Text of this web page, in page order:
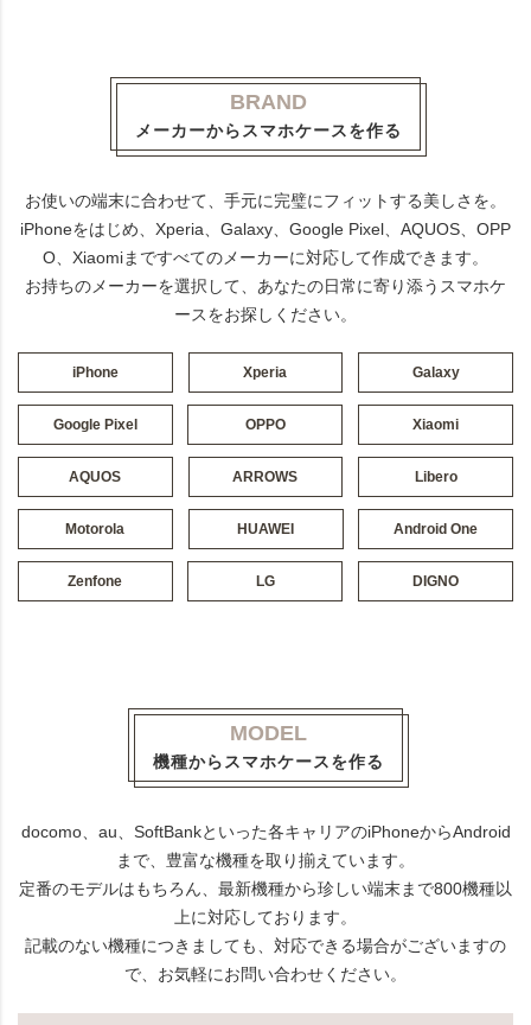
BRAND
メーカーからスマホケースを作る
お使いの端末に合わせて、手元に完璧にフィットする美しさを。
iPhoneをはじめ、Xperia、Galaxy、Google Pixel、AQUOS、OPP
O、Xiaomiまですべてのメーカーに対応して作成できます。
お持ちのメーカーを選択して、あなたの日常に寄り添うスマホケ
ースをお探しください。
iPhone Xperia Galaxy
Google Pixel OPPO Xiaomi
AQUOS ARROWS Libero
Motorola HUAWEI Android One
Zenfone LG DIGNO
MODEL
機種からスマホケースを作る
docomo、au、SoftBankといった各キャリアのiPhoneからAndroid
まで、豊富な機種を取り揃えています。
定番のモデルはもちろん、最新機種から珍しい端末まで800機種以
上に対応しております。
記載のない機種につきましても、対応できる場合がございますの
で、お気軽にお問い合わせください。